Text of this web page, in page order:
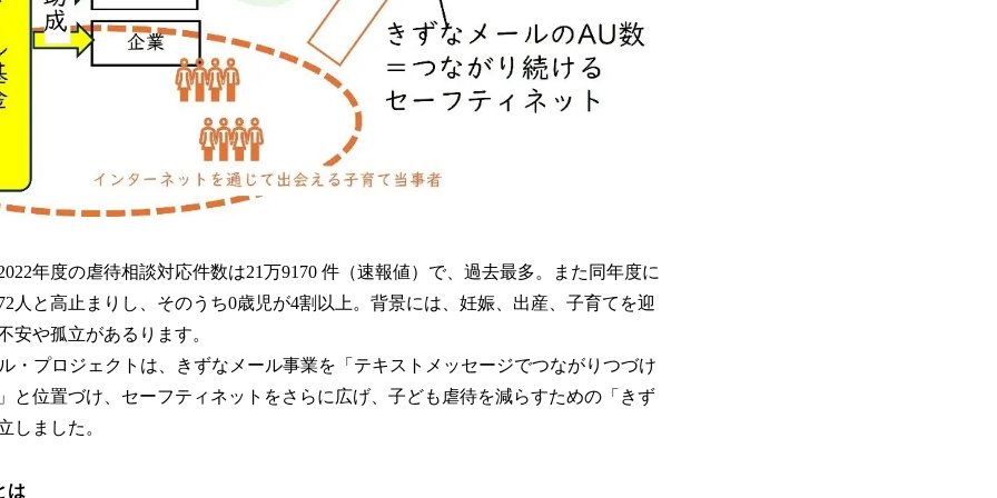
年度の虐待相談対応件数は21万9170 件（速報値）で、過去最多。また同年度に
人と高止まりし、そのうち0歳児が4割以上。背景には、妊娠、出産、子育てを迎
安や孤立があるります。
・プロジェクトは、きずなメール事業を「テキストメッセージでつながりつづけ
と位置づけ、セーフティネットをさらに広げ、子ども虐待を減らすための「きず
しました。
は